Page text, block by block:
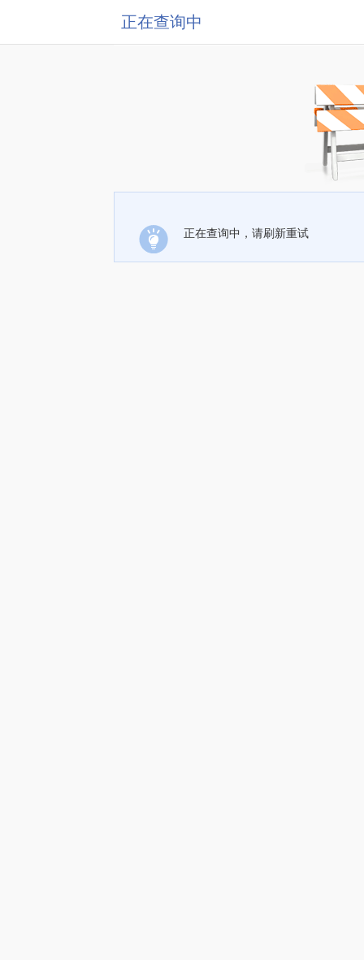
正在查询中
正在查询中，请刷新重试